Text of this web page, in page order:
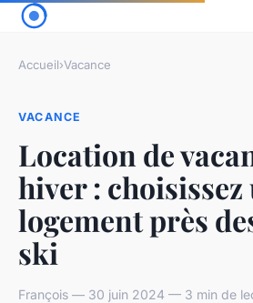
Accueil›Vacance
VACANCE
Location de
hiver : choisissez
logement près
ski
François — 30 juin 2024 — 3 min de